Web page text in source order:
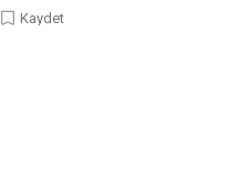
Kaydet